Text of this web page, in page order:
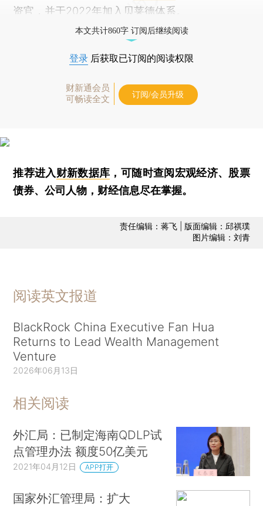
资官，并于2022年加入贝莱德体系。
本文共计860字 订阅后继续阅读
登录 后获取已订阅的阅读权限
财新通会员
可畅读全文
订阅/会员升级
推荐进入财新数据库 ，可随时查阅宏观经济、股票
债券、公司人物，财经信息尽在掌握。
责任编辑：蒋飞 | 版面编辑：邱祺璞
图片编辑：刘青
阅读英文报道
BlackRock China Executive Fan Hua
Returns to Lead Wealth Management
Venture
2026年06月13日
相关阅读
外汇局：已制定海南QDLP试
点管理办法 额度50亿美元
2021年04月12日 APP打开
国家外汇管理局：扩大